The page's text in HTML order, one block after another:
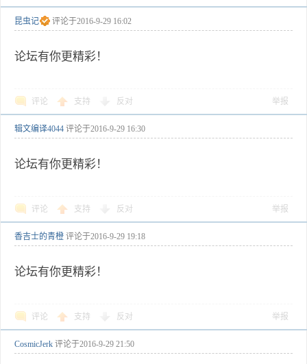
昆虫记 评论于2016-9-29 16:02
论坛有你更精彩！
评论 支持 反对 举报
辑文编译4044 评论于2016-9-29 16:30
论坛有你更精彩！
评论 支持 反对 举报
香吉士的青橙 评论于2016-9-29 19:18
论坛有你更精彩！
评论 支持 反对 举报
CosmicJerk 评论于2016-9-29 21:50